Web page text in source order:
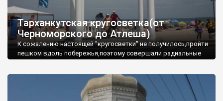
Тарханкутская кругосветка(от
Черноморского до Атлеша)
К сожалению настоящей "кругосветки" не получилось,пройти
пешком вдоль побережья,поэтому совершали радиальные